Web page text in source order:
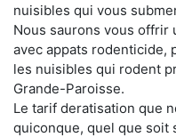
nuisibles qui vous
Nous saurons vous offrir
avec appats rodenticide,
les nuisibles qui rodent
Grande-Paroisse.
Le tarif deratisation que
quiconque, quel que soit